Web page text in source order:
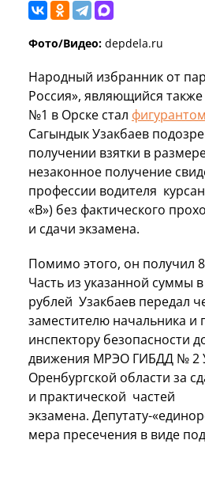
Фото/Видео: depdela.ru
Народный избранник от
Россия», являющийся
№1 в Орске стал
Сагындык Узакбаев
получении взятки в
незаконное получение
профессии водителя
«В») без фактического
и сдачи экзамена.
Помимо этого, он получил
Часть из указанной суммы
рублей Узакбаев передал
заместителю начальника и
инспектору безопасности
движения МРЭО ГИБДД № 2
Оренбургской области за
и практической частей
экзамена. Депутату-
мера пресечения в виде